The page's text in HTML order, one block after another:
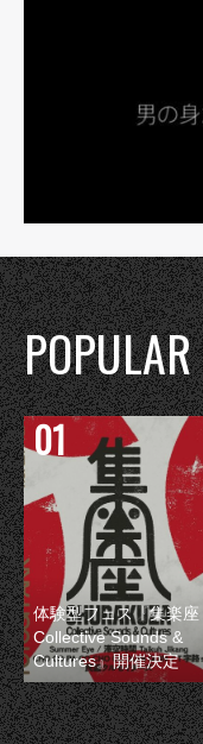
POPULAR
体験型フェス『集楽座
Collective Sounds &
Cultures』開催決定